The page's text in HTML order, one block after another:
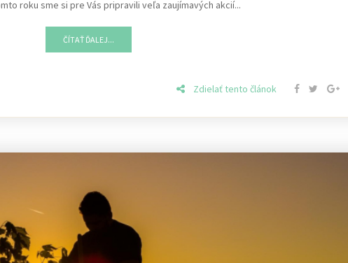
roku sme si pre Vás pripravili veľa zaujímavých akcií...
ČÍTAŤ ĎALEJ...
Zdielať tento článok